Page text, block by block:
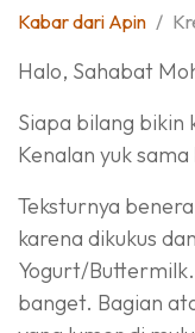
Kabar dari Apin
Halo, Sahabat
Siapa bilang bikin
Kenalan yuk sama
Teksturnya
karena dikukus
Yogurt/
banget. Bagian